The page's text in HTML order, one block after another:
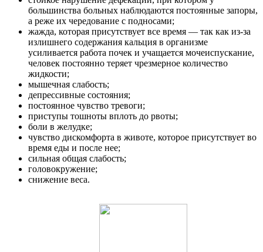
большинства больных наблюдаются постоянные запоры,
а реже их чередование с подносами;
жажда, которая присутствует все время — так как из-за
излишнего содержания кальция в организме
усиливается работа почек и учащается мочеиспускание,
человек постоянно теряет чрезмерное количество
жидкости;
мышечная слабость;
депрессивные состояния;
постоянное чувство тревоги;
приступы тошноты вплоть до рвоты;
боли в желудке;
чувство дискомфорта в животе, которое присутствует во
время еды и после нее;
сильная общая слабость;
головокружение;
снижение веса.